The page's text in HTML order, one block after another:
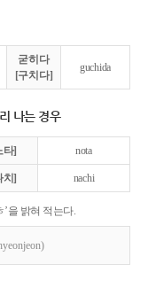
굳히다
[구치다]
guchida
나는 경우
타] nota
치] nachi
’을 밝혀 적는다.